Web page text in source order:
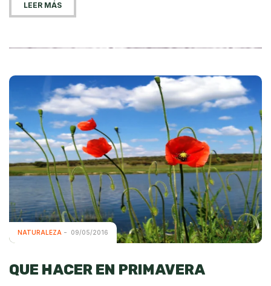
LEER MÁS
NATURALEZA 09/05/2016
QUE HACER EN PRIMAVERA